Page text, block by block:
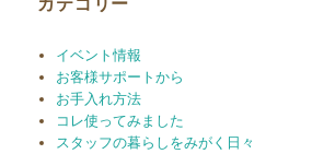
イベント情報
お客様サポートから
お手入れ方法
コレ使ってみました
スタッフの暮らしをみがく日々